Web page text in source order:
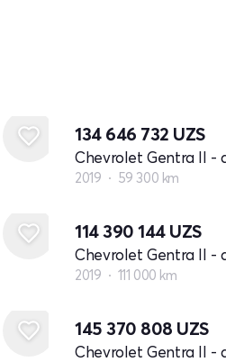
134 646 732 UZS
Chevrolet Gentra II -
2019 59 300 km
114 390 144 UZS
Chevrolet Gentra II -
2019 111 000 km
145 370 808 UZS
Chevrolet Gentra II -